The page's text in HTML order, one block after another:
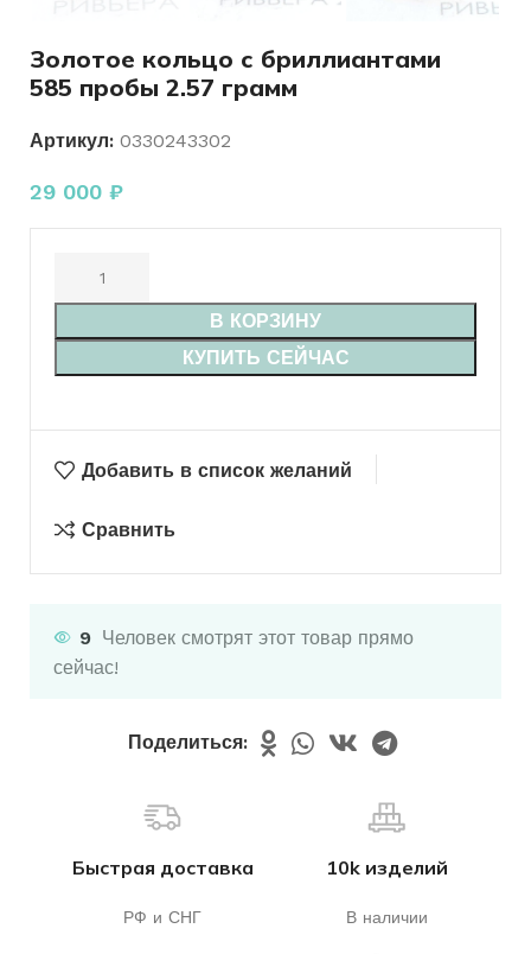
Золотое кольцо с бриллиантами
585 пробы 2.57 грамм
Артикул: 0330243302
29 000 ₽
В КОРЗИНУ
КУПИТЬ СЕЙЧАС
Добавить в список желаний
Сравнить
9 Человек смотрят этот товар прямо
сейчас!
Поделиться:
Быстрая доставка
РФ и СНГ
10k изделий
В наличии